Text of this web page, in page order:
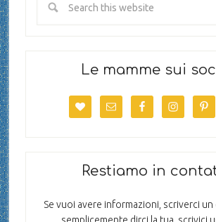
Le mamme sui
Restiamo in
Se vuoi avere informazioni, scriverci